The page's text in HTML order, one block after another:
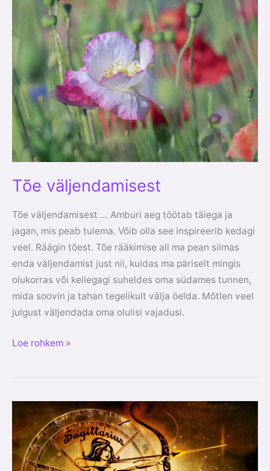
Tõe väljendamisest
Tõe väljendamisest … Amburi aeg töötab täiega ja
jagan, mis peab tulema. Võib olla see inspireerib kedagi
veel. Räägin tõest. Tõe rääkimise all ma pean silmas
enda väljendamist just nii, kuidas ma päriselt mingis
olukorras või kellegagi suheldes oma südames tunnen,
mida soovin ja tahan tegelikult välja öelda. Mõtlen veel
julgust väljendada oma olulisi vajadusi.
väljendamisest
Loe rohkem »
Amburi
ajast